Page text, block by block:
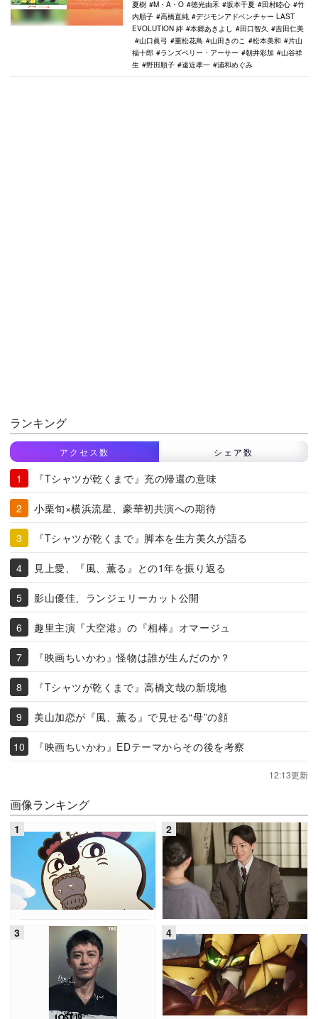
夏樹
M・A・O 徳光由禾 坂本千夏 田村睦心
竹
内順子
高橋直純
デジモンアドベンチャー LAST
EVOLUTION 絆
本郷あきよし 田口智久
吉田仁美
山口眞弓
重松花鳥 山田きのこ 松本美和
片山
福十郎
ランズベリー・アーサー 朝井彩加
山谷祥
生
野田順子 遠近孝一 浦和めぐみ
ランキング
アクセス数 シェア数
『Tシャツが乾くまで』充の帰還の意味
小栗旬×横浜流星、豪華初共演への期待
『Tシャツが乾くまで』脚本を生方美久が語る
見上愛、『風、薫る』との1年を振り返る
影山優佳、ランジェリーカット公開
趣里主演『大空港』の『相棒』オマージュ
『映画ちいかわ』怪物は誰が生んだのか？
『Tシャツが乾くまで』高橋文哉の新境地
美山加恋が『風、薫る』で見せる“母”の顔
『映画ちいかわ』EDテーマからその後を考察
12:13更新
画像ランキング